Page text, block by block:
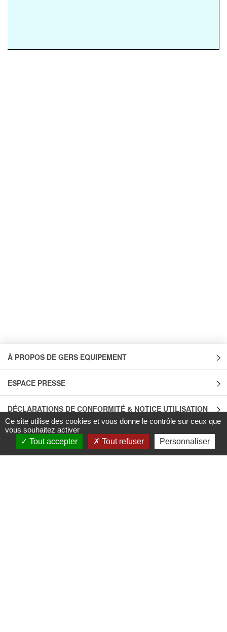
À PROPOS DE GERS EQUIPEMENT
ESPACE PRESSE
DÉCLARATIONS DE CONFORMITÉ & NOTICE UTILISATION
INFOS TRI
Ce site utilise des cookies et vous donne le contrôle sur ceux que
vous souhaitez activer
Tout accepter
Tout refuser Personnaliser